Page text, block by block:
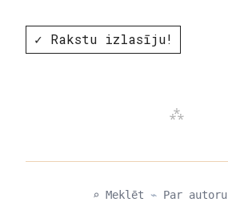
✓ Rakstu izlasīju!
⌕ Meklēt ⌁ Par autoru